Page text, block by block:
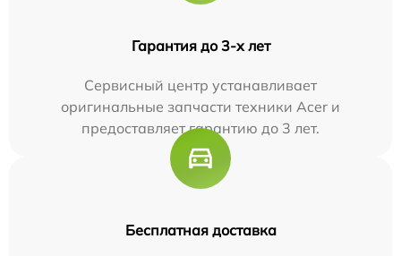
Гарантия до 3-х лет
Сервисный центр устанавливает
оригинальные запчасти техники Acer и
предоставляет гарантию до 3 лет.
Бесплатная доставка